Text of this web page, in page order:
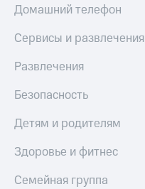
Домашний телефон
Сервисы и развлечения
Развлечения
Безопасность
Детям и родителям
Здоровье и фитнес
Семейная группа